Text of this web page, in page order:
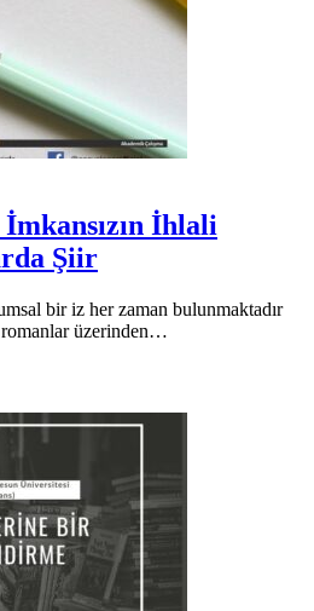
İhlali
Şiir
bir iz her zaman bulunmaktadır
romanlar üzerinden…